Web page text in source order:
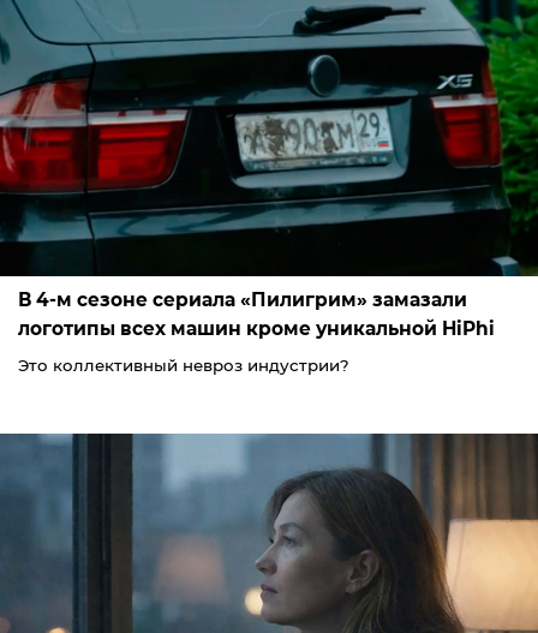
В 4-м сезоне сериала «Пилигрим» замазали
логотипы всех машин кроме уникальной HiPhi
Это коллективный невроз индустрии?